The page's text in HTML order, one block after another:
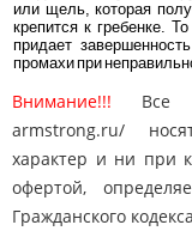
или щель, которая
крепится к гребенке.
придает
промахи при
Внимание!!! Все
armstrong.ru/
характер и ни при
офертой,
Гражданского